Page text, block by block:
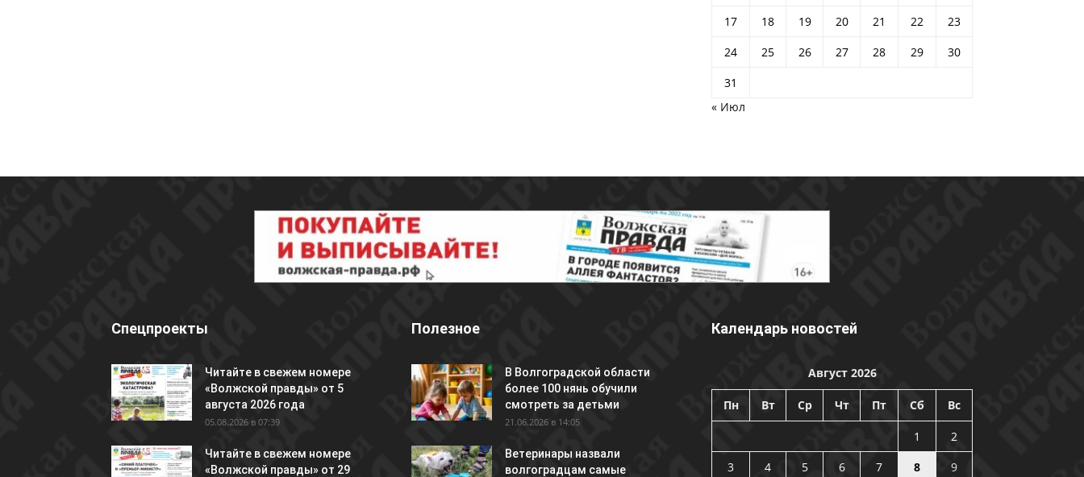
17
18 19 20 21 22
23
24
25 26 27 28 29
30
31
« Июл
Спецпроекты
Читайте в свежем номере
«Волжской правды» от 5
августа 2026 года
05.08.2026 в 07:39
Читайте в свежем номере
«Волжской правды» от 29
Полезное
В Волгоградской области
более 100 нянь обучили
смотреть за детьми
21.06.2026 в 14:05
Ветеринары назвали
волгоградцам самые
Календарь новостей
Август 2026
Пн Вт Ср Чт Пт Сб Вс
1
2
3
4 5 6 7 8
9